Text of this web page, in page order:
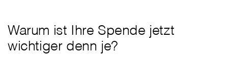
Warum ist Ihre Spende jetzt
wichtiger denn je?